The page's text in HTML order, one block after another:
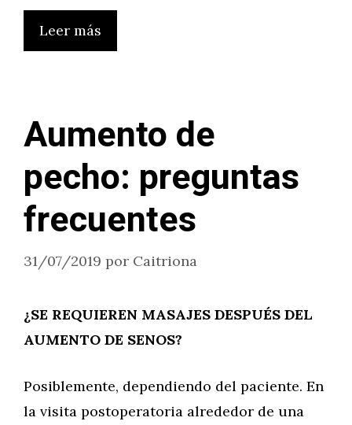
Leer más
Aumento de
pecho: preguntas
frecuentes
31/07/2019 por Caitriona
¿SE REQUIEREN MASAJES DESPUÉS DEL
AUMENTO DE SENOS?
Posiblemente, dependiendo del paciente. En
la visita postoperatoria alrededor de una